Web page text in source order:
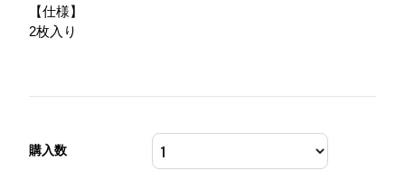
【仕様】
2枚入り
購入数